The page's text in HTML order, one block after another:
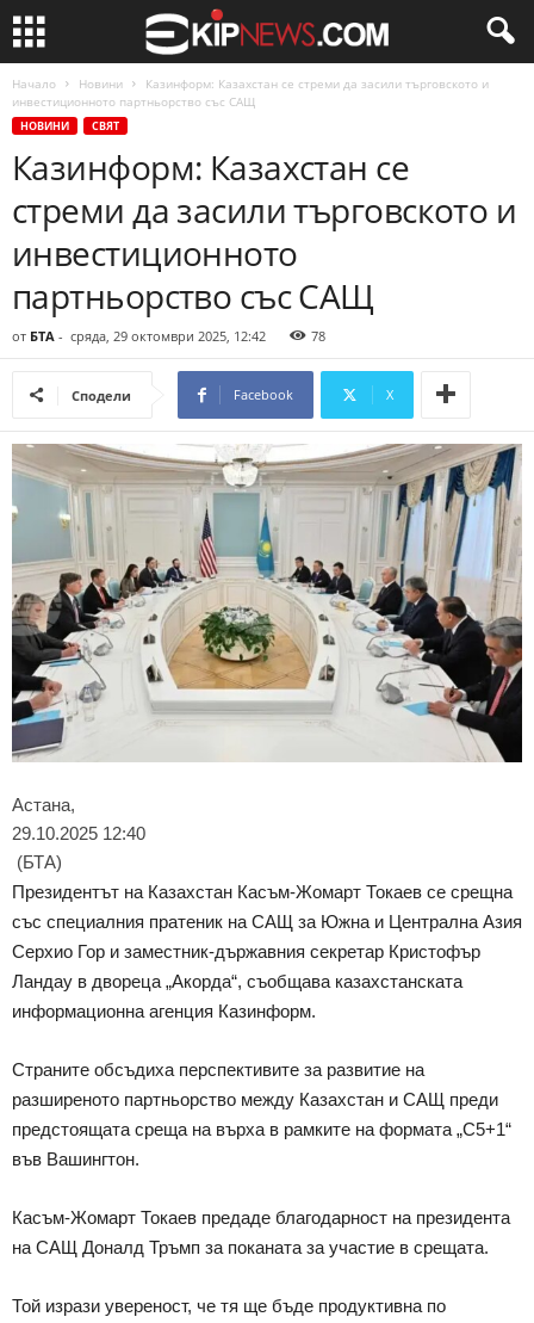
Начало Новини
Казинформ: Казахстан се стреми да засили търговското и
инвестиционното партньорство със САЩ
НОВИНИ СВЯТ
Казинформ: Казахстан се
стреми да засили търговското и
инвестиционното
партньорство със САЩ
от БТА - сряда, 29 октомври 2025, 12:42 78
Сподели Facebook X
Астана,
29.10.2025 12:40
(БТА)
Президентът на Казахстан Касъм-Жомарт Токаев се срещна
със специалния пратеник на САЩ за Южна и Централна Азия
Серхио Гор и заместник-държавния секретар Кристофър
Ландау в двореца „Акорда“, съобщава казахстанската
информационна агенция Казинформ.
Страните обсъдиха перспективите за развитие на
разширеното партньорство между Казахстан и САЩ преди
предстоящата среща на върха в рамките на формата „C5+1“
във Вашингтон.
Касъм-Жомарт Токаев предаде благодарност на президента
на САЩ Доналд Тръмп за поканата за участие в срещата.
Той изрази увереност, че тя ще бъде продуктивна по